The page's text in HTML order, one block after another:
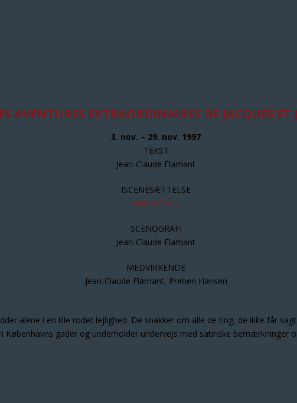
AVENTURES EXTRAORDINAIRES DE JACQUES ET
3. nov. – 29. nov. 1997
TEKST
Jean-Claude Flamant
ISCENESÆTTELSE
Maria Stenz
SCENOGRAFI
Jean-Claude Flamant
MEDVIRKENDE
Jean-Claude Flamant, Preben Hansen
alene i en lille rodet lejlighed. De snakker om alle de ting, de ikke får
gader og underholder undervejs med satiriske bemærkninger